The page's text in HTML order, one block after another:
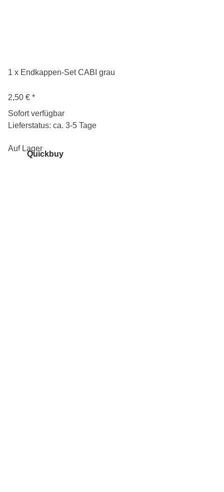
1 x Endkappen-Set CABI grau
2,50 € *
Sofort verfügbar
Lieferstatus: ca. 3-5 Tage
Quickbuy
Auf Lager